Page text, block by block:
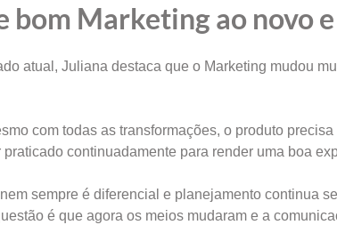
bom Marketing ao novo
atual, Juliana destaca que o Marketing mudou
com todas as transformações, o produto
continuadamente para render uma boa
sempre é diferencial e planejamento continua
é que agora os meios mudaram e a